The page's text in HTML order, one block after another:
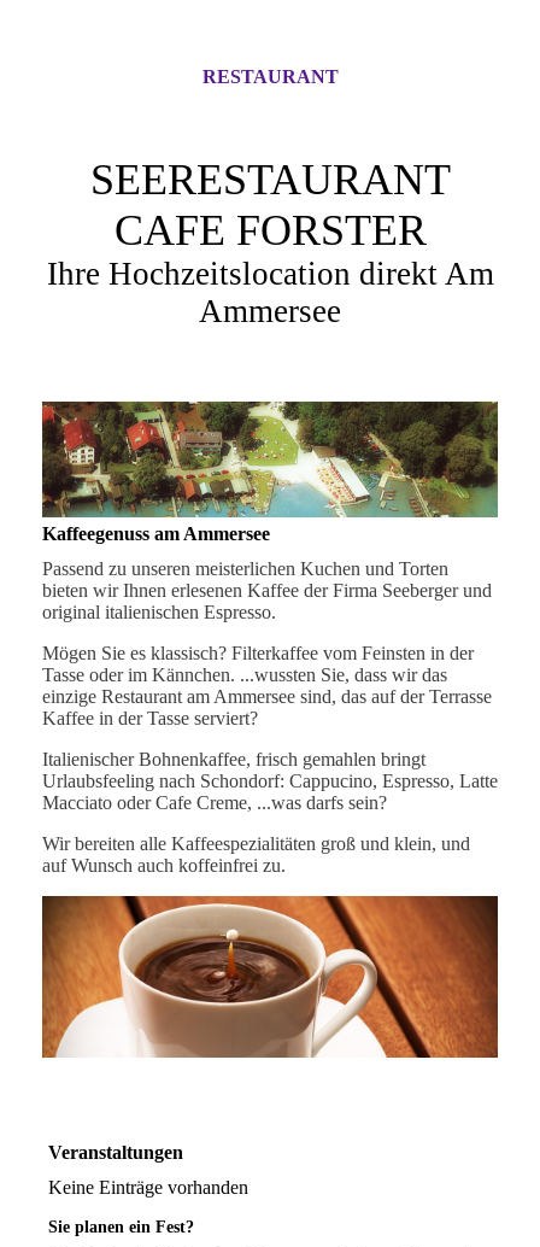
RESTAURANT
SEERESTAURANT
CAFE FORSTER
Ihre Hochzeitslocation direkt Am
Ammersee
Kaffeegenuss am Ammersee
Passend zu unseren meisterlichen Kuchen und Torten
bieten wir Ihnen erlesenen Kaffee der Firma Seeberger und
original italienischen Espresso.
Mögen Sie es klassisch? Filterkaffee vom Feinsten in der
Tasse oder im Kännchen. ...wussten Sie, dass wir das
einzige Restaurant am Ammersee sind, das auf der Terrasse
Kaffee in der Tasse serviert?
Italienischer Bohnenkaffee, frisch gemahlen bringt
Urlaubsfeeling nach Schondorf: Cappucino, Espresso, Latte
Macciato oder Cafe Creme, ...was darfs sein?
Wir bereiten alle Kaffeespezialitäten groß und klein, und
auf Wunsch auch koffeinfrei zu.
Veranstaltungen
Keine Einträge vorhanden
Sie planen ein Fest?